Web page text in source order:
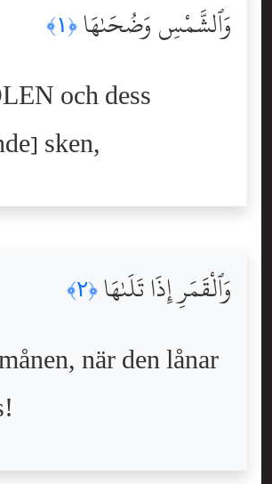
وَٱلشَّمْسِ وَضُحَىٰهَا ﴿١﴾
och dess
sken,
وَٱلْقَمَرِ إِذَا تَلَىٰهَا ﴿٢﴾
när den lånar